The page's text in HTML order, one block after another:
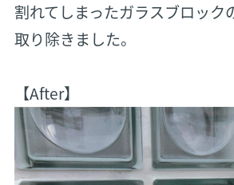
割れてしまったガラスブロック
取り除きました。
【After】